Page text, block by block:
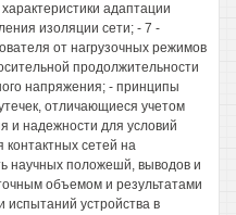
адаптации
изоляции сети; - 7 -
от нагрузочных режимов
продолжительности
напряжения; - принципы
отличающиеся учетом
и надежности для условий
контактных сетей на
научных положешй, выводов и
объемом и результатами
испытаний устройства в